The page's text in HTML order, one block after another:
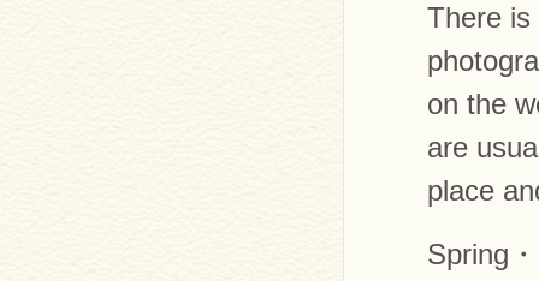
There is
on the
are
place
Spring